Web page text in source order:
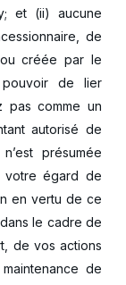
et (ii) aucune
de
créée par le
pouvoir de lier
pas comme un
autorisé de
présumée
votre égard de
en vertu de ce
le cadre de
de vos actions
de